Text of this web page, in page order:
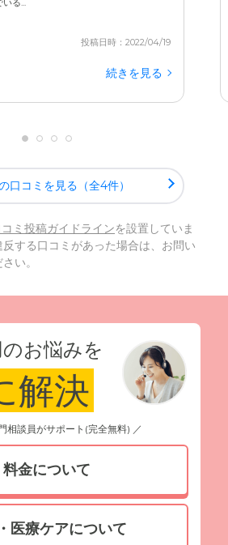
投稿日時：2022/04/19
続きを見る
口コミを見る（全4件）
ミ投稿ガイドラインを設置していま
する口コミがあった場合は、お問い
い。
お悩みを
解決
相談員がサポート(完全無料) ／
料金について
医療ケアについて